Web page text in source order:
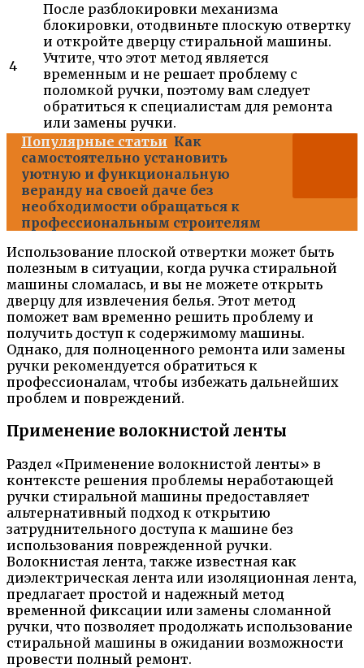
4
После разблокировки механизма
блокировки, отодвиньте плоскую отвертку
и откройте дверцу стиральной машины.
Учтите, что этот метод является
временным и не решает проблему с
поломкой ручки, поэтому вам следует
обратиться к специалистам для ремонта
или замены ручки.
Популярные статьи Как
самостоятельно установить
уютную и функциональную
веранду на своей даче без
необходимости обращаться к
профессиональным строителям
Использование плоской отвертки может быть
полезным в ситуации, когда ручка стиральной
машины сломалась, и вы не можете открыть
дверцу для извлечения белья. Этот метод
поможет вам временно решить проблему и
получить доступ к содержимому машины.
Однако, для полноценного ремонта или замены
ручки рекомендуется обратиться к
профессионалам, чтобы избежать дальнейших
проблем и повреждений.
Применение волокнистой ленты
Раздел «Применение волокнистой ленты» в
контексте решения проблемы неработающей
ручки стиральной машины предоставляет
альтернативный подход к открытию
затруднительного доступа к машине без
использования поврежденной ручки.
Волокнистая лента, также известная как
диэлектрическая лента или изоляционная лента,
предлагает простой и надежный метод
временной фиксации или замены сломанной
ручки, что позволяет продолжать использование
стиральной машины в ожидании возможности
провести полный ремонт.